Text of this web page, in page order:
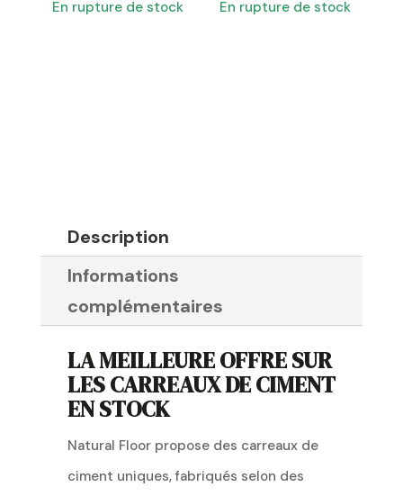
En rupture de stock En rupture de stock
Description
Informations
complémentaires
LA MEILLEURE OFFRE SUR
LES CARREAUX DE CIMENT
EN STOCK
Natural Floor propose des carreaux de
ciment uniques, fabriqués selon des